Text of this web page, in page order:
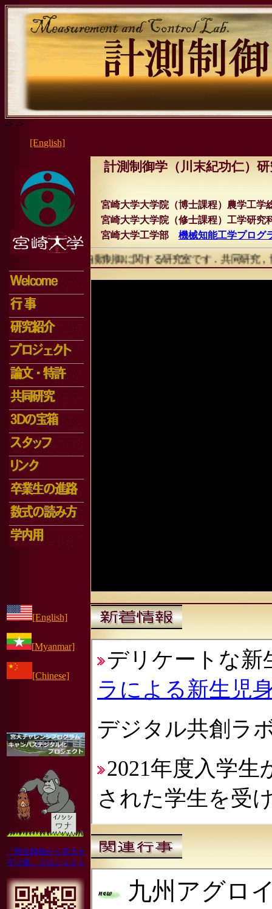
-> ->
[English]
計測制御学（川末紀功仁）研
宮崎大学大学院（博士課程）農学工
宮崎大学大学院（修士課程）工学研究
宮崎大学工学部 機械知能工学プログ
画像計測，自動制御に関する研究室です．共同研究，博士
[English]
[Myanmar]
[Chinese]
「野生動物から宮大を
守り隊」プロジェクト